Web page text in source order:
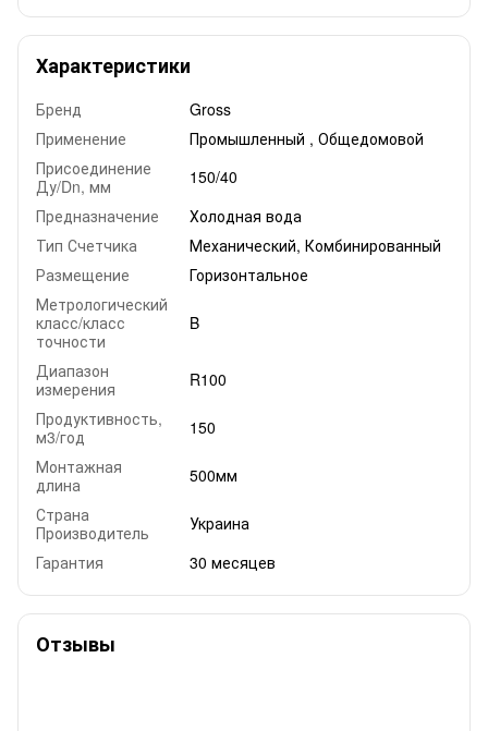
Характеристики
Бренд
Gross
Применение
Промышленный , Общедомовой
Присоединение
Ду/Dn, мм
150/40
Предназначение
Холодная вода
Тип Счетчика
Механический, Комбинированный
Размещение
Горизонтальное
Метрологический
класс/класс
точности
B
Диапазон
измерения
R100
Продуктивность,
м3/год
150
Монтажная
длина
500мм
Страна
Производитель
Украина
Гарантия
30 месяцев
Отзывы